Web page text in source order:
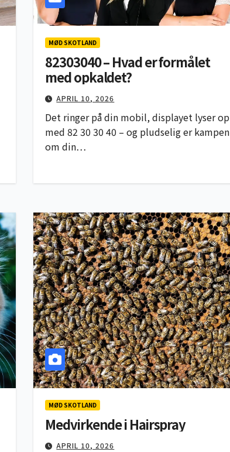
MØD SKOTLAND
82303040 – Hvad er formålet
med opkaldet?
APRIL 10, 2026
Det ringer på din mobil, displayet lyser op
med 82 30 30 40 – og pludselig er kampen
om din…
MØD SKOTLAND
Medvirkende i Hairspray
APRIL 10, 2026